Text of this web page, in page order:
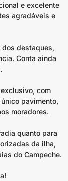
e excelente
agradáveis e
dos destaques,
Conta ainda
com
pavimento,
moradores.
quanto para
da ilha,
do Campeche.